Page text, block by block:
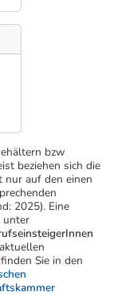
bzw
beziehen sich die
nur auf den einen
2025). Eine
unter
finden Sie in den